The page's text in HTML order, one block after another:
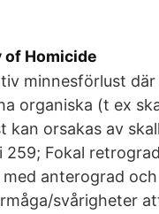
of Homicide
minnesförlust
organiska (t ex
orsakas av
Fokal
anterograd
svårigheter